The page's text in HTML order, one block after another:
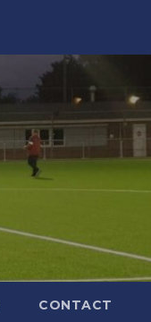
CONTACT